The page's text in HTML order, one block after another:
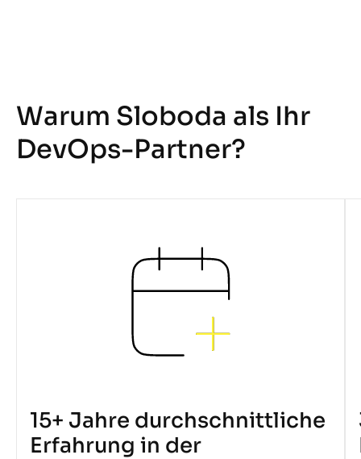
Warum Sloboda als Ihr
DevOps-Partner?
15+ Jahre durchschnittliche
Erfahrung in der